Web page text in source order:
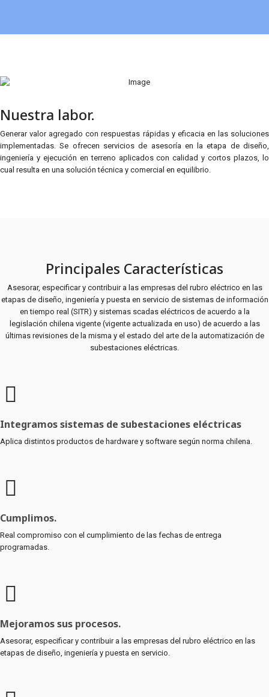
Nuestra labor.
Generar valor agregado con respuestas rápidas y eficacia en las soluciones
implementadas. Se ofrecen servicios de asesoría en la etapa de diseño,
ingeniería y ejecución en terreno aplicados con calidad y cortos plazos, lo
cual resulta en una solución técnica y comercial en equilibrio.
Principales Características
Asesorar, especificar y contribuir a las empresas del rubro eléctrico en las
etapas de diseño, ingeniería y puesta en servicio de sistemas de información
en tiempo real (SITR) y sistemas scadas eléctricos de acuerdo a la
legislación chilena vigente (vigente actualizada en uso) de acuerdo a las
últimas revisiones de la misma y el estado del arte de la automatización de
subestaciones eléctricas.
Integramos sistemas de subestaciones eléctricas
Aplica distintos productos de hardware y software según norma chilena.
Cumplimos.
Real compromiso con el cumplimiento de las fechas de entrega
programadas.
Mejoramos sus procesos.
Asesorar, especificar y contribuir a las empresas del rubro eléctrico en las
etapas de diseño, ingeniería y puesta en servicio.